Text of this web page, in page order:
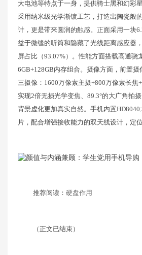
大电池等特点于一身，提供骑士黑和幻彩
采用纳米级光学渐镀工艺，打造出陶瓷般
计，更是带来圆润的触感。正面采用一块
益于微缝的听筒和隐藏了光线距离感应器
屏占比（93.07%）。性能方面搭载高通骁
6GB+128GB内存组合。摄像方面，前置
三摄像：1600万像素主摄+800万像素长焦
实现2倍无损光学变焦、89.3°的大广角拍
背景虚化更加真实自然。手机内置
片，配合增强接收能力的双天线设计，定
推荐阅读： 硬盘作用
（正文已结束）